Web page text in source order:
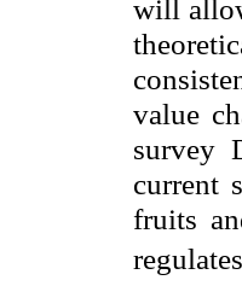
will
value
survey
current
fruits